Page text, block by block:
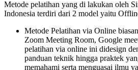
Metode pelatihan yang di lakukan oleh
Indonesia terdiri dari 2 model yaitu
Metode Pelatihan via Online
Zoom Meeting Room, Google
pelatihan via online ini didesign
panduan teknik hingga praktek
memahami serta menguasai ilmu